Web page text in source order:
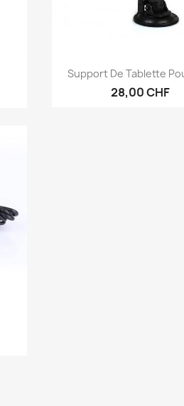
Aperçu
Support De Tablette
28,00 CHF